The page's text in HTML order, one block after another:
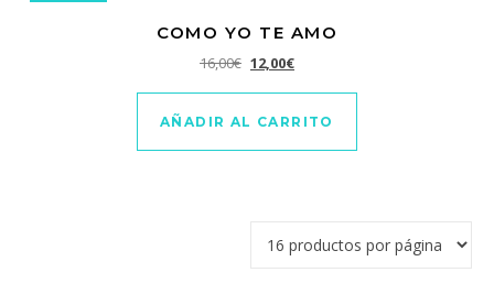
COMO YO TE AMO
16,00€ El precio original era: 16,00€.
12,00€El precio actual es: 12,00€.
AÑADIR AL CARRITO